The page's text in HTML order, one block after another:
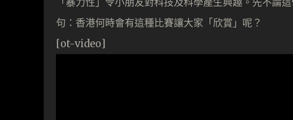
句：香港何時會有這種比賽讓大家「欣賞」呢？
[ot-video]